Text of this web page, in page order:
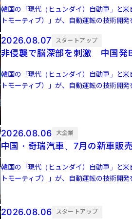
韓国の「現代（ヒュンダイ）自動車」と
トモーティブ）」が、自動運転の技術開
双方の出資額はそれぞれ20億ドル […]
2026.08.07 スタートアップ
非侵襲で脳深部を刺激 中国発
韓国の「現代（ヒュンダイ）自動車」と
トモーティブ）」が、自動運転の技術開
双方の出資額はそれぞれ20億ドル […]
2026.08.06 大企業
中国・奇瑞汽車、7月の新車
韓国の「現代（ヒュンダイ）自動車」と
トモーティブ）」が、自動運転の技術開
2026.08.06 スタートアップ